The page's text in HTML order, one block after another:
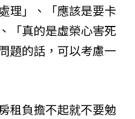
理」、「應該是要卡
「真的是虛榮心害死
題的話，可以考慮一
租負擔不起就不要勉